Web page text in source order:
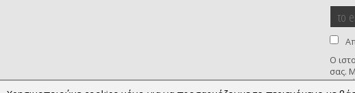
το
email
σας
Ο
σας.